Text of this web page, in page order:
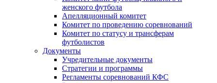
женского футбола
Апелляционный комитет
Комитет по проведению соревнований
Комитет по статусу и трансферам
футболистов
Документы
Учредительные документы
Стратегии и программы
Регламенты соревнований КФС